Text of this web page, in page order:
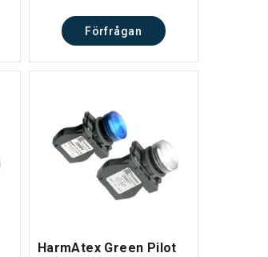
Förfrågan
HarmAtex Green Pilot